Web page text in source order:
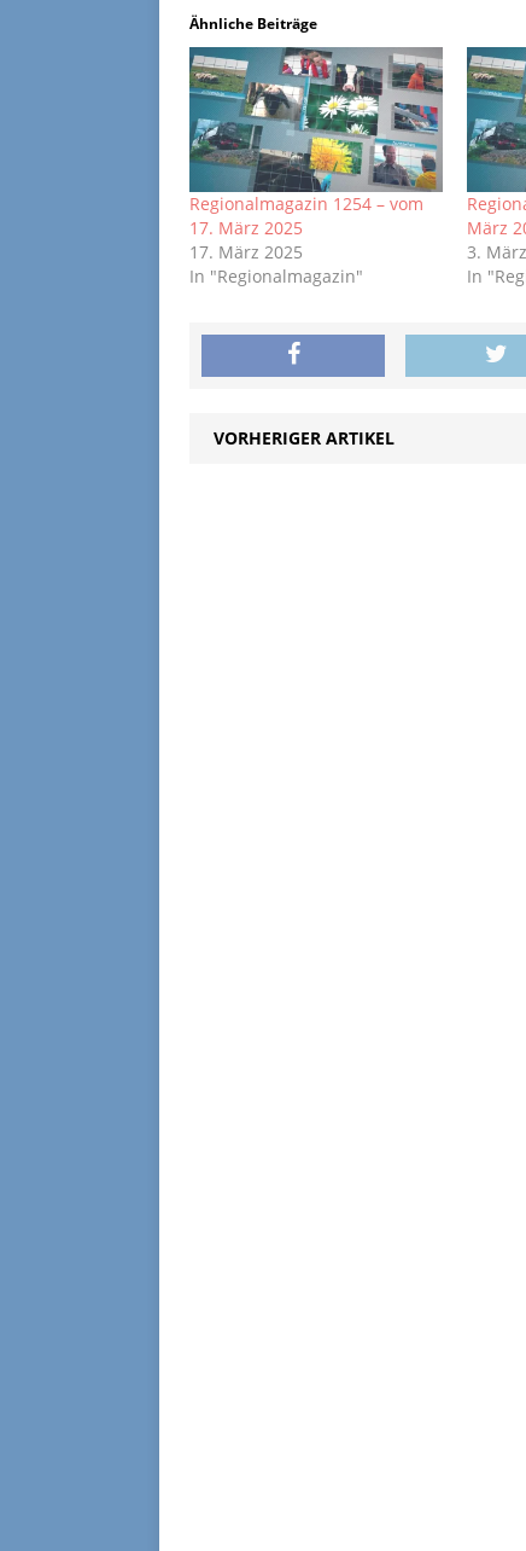
Ähnliche Beiträge
Regionalmagazin 1254 – vom
17. März 2025
17. März 2025
In "Regionalmagazin"
März
3.
In
VORHERIGER ARTIKEL